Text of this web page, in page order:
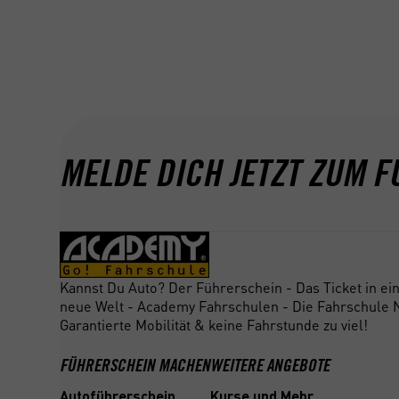
MELDE DICH JETZT ZUM
Kannst Du Auto? Der Führerschein - Das Ticket in
neue Welt - Academy Fahrschulen - Die Fahrschule
Garantierte Mobilität & keine Fahrstunde zu viel!
FÜHRERSCHEIN MACHENWEITERE ANGEBOTE